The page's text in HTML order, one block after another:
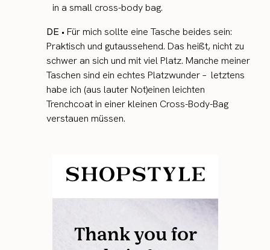
in a small cross-body bag.
DE • Für mich sollte eine Tasche beides sein:
Praktisch und gutaussehend. Das heißt, nicht zu
schwer an sich und mit viel Platz. Manche meiner
Taschen sind ein echtes Platzwunder – letztens
habe ich (aus lauter Not)einen leichten
Trenchcoat in einer kleinen Cross-Body-Bag
verstauen müssen.